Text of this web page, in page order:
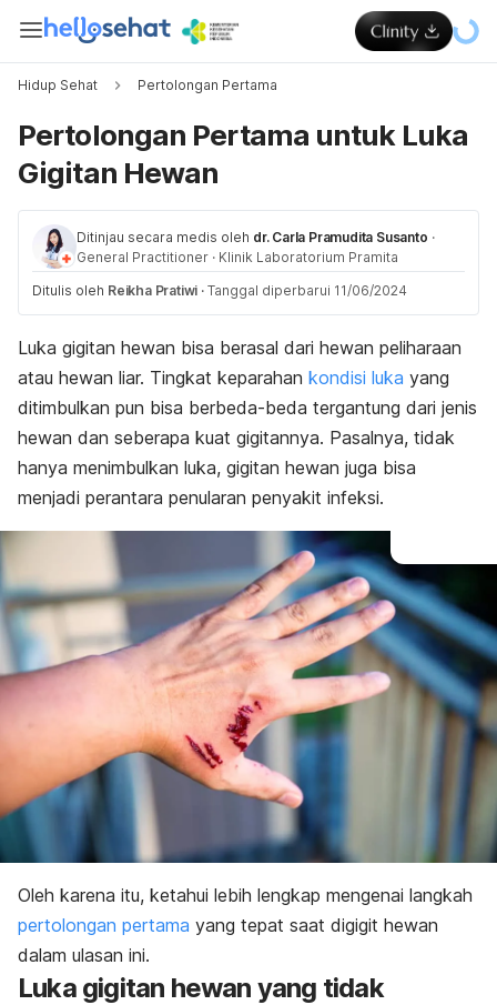
Hidup Sehat Pertolongan Pertama
Pertolongan Pertama untuk Luka
Gigitan Hewan
Ditinjau secara medis oleh dr. Carla Pramudita Susanto ·
General Practitioner · Klinik Laboratorium Pramita
Ditulis oleh Reikha Pratiwi · Tanggal diperbarui 11/06/2024
Luka gigitan hewan bisa berasal dari hewan peliharaan
atau hewan liar. Tingkat keparahan kondisi luka yang
ditimbulkan pun bisa berbeda-beda tergantung dari jenis
hewan dan seberapa kuat gigitannya. Pasalnya, tidak
hanya menimbulkan luka, gigitan hewan juga bisa
menjadi perantara penularan penyakit infeksi.
Oleh karena itu, ketahui lebih lengkap mengenai langkah
pertolongan pertama yang tepat saat digigit hewan
dalam ulasan ini.
Luka gigitan hewan yang tidak